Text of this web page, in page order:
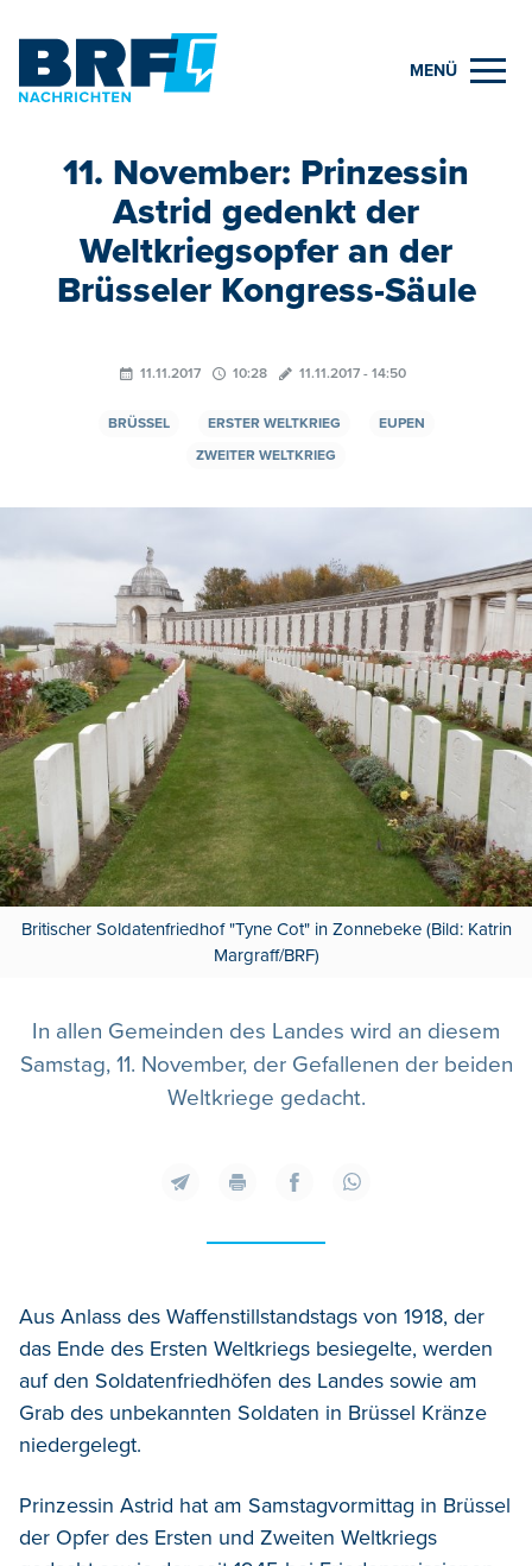
MENÜ
11. November: Prinzessin
Astrid gedenkt der
Weltkriegsopfer an der
Brüsseler Kongress-Säule
11.11.2017 10:28 11.11.2017 - 14:50
BRÜSSEL ERSTER WELTKRIEG
EUPEN
ZWEITER WELTKRIEG
Britischer Soldatenfriedhof "Tyne Cot" in Zonnebeke (Bild: Katrin
Margraff/BRF)
In allen Gemeinden des Landes wird an diesem
Samstag, 11. November, der Gefallenen der beiden
Weltkriege gedacht.
Aus Anlass des Waffenstillstandstags von 1918, der
das Ende des Ersten Weltkriegs besiegelte, werden
auf den Soldatenfriedhöfen des Landes sowie am
Grab des unbekannten Soldaten in Brüssel Kränze
niedergelegt.
Prinzessin Astrid hat am Samstagvormittag in Brüssel
der Opfer des Ersten und Zweiten Weltkriegs